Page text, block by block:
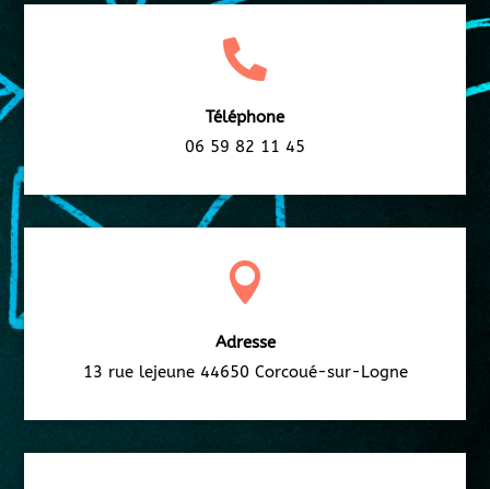

Téléphone
06 59 82 11 45

Adresse
13 rue lejeune 44650 Corcoué-sur-Logne